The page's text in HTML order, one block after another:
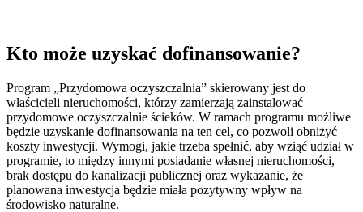
Kto może uzyskać dofinansowanie?
Program „Przydomowa oczyszczalnia” skierowany jest do
właścicieli nieruchomości, którzy zamierzają zainstalować
przydomowe oczyszczalnie ścieków. W ramach programu możliwe
będzie uzyskanie dofinansowania na ten cel, co pozwoli obniżyć
koszty inwestycji. Wymogi, jakie trzeba spełnić, aby wziąć udział w
programie, to między innymi posiadanie własnej nieruchomości,
brak dostępu do kanalizacji publicznej oraz wykazanie, że
planowana inwestycja będzie miała pozytywny wpływ na
środowisko naturalne.